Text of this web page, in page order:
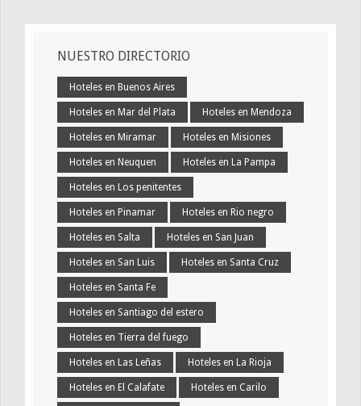
NUESTRO DIRECTORIO
Hoteles en Buenos Aires
Hoteles en Mar del Plata Hoteles en Mendoza
Hoteles en Miramar Hoteles en Misiones
Hoteles en Neuquen Hoteles en La Pampa
Hoteles en Los penitentes
Hoteles en Pinamar Hoteles en Rio negro
Hoteles en Salta Hoteles en San Juan
Hoteles en San Luis Hoteles en Santa Cruz
Hoteles en Santa Fe
Hoteles en Santiago del estero
Hoteles en Tierra del fuego
Hoteles en Las Leñas Hoteles en La Rioja
Hoteles en El Calafate Hoteles en Carilo